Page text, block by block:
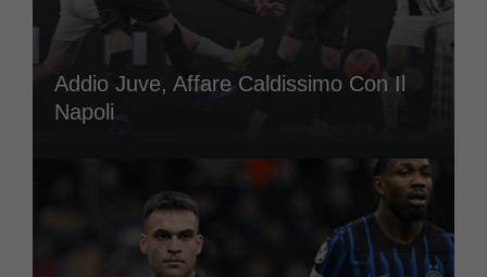
Addio Juve, Affare Caldissimo Con Il
Napoli